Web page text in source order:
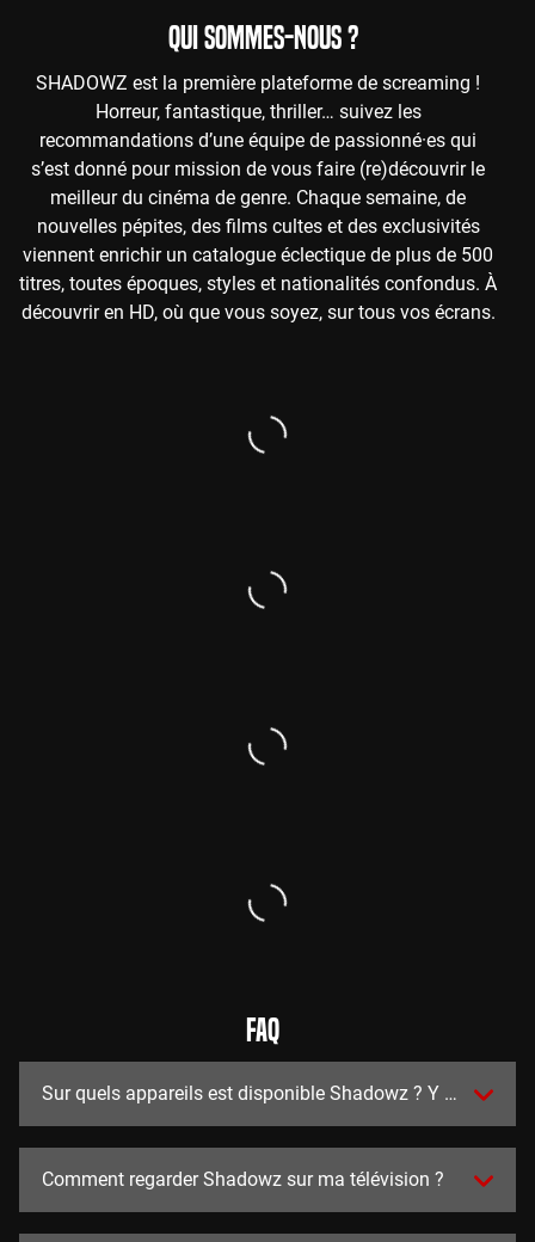
QUI SOMMES-NOUS ?
SHADOWZ est la première plateforme de screaming !
Horreur, fantastique, thriller… suivez les
recommandations d’une équipe de passionné·es qui
s’est donné pour mission de vous faire (re)découvrir le
meilleur du cinéma de genre. Chaque semaine, de
nouvelles pépites, des films cultes et des exclusivités
viennent enrichir un catalogue éclectique de plus de 500
titres, toutes époques, styles et nationalités confondus. À
découvrir en HD, où que vous soyez, sur tous vos écrans.
FAQ
Sur quels appareils est disponible Shadowz ? Y a t-il des
Comment regarder Shadowz sur ma télévision ?